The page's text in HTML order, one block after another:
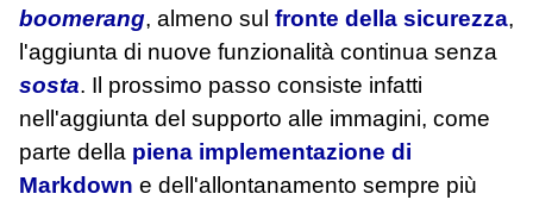
boomerang, almeno sul fronte della sicurezza,
l'aggiunta di nuove funzionalità continua senza
sosta. Il prossimo passo consiste infatti
nell'aggiunta del supporto alle immagini, come
parte della piena implementazione di
Markdown e dell'allontanamento sempre più